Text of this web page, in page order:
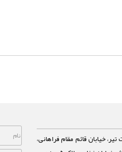
خیابان قائم مقام فراهانی،